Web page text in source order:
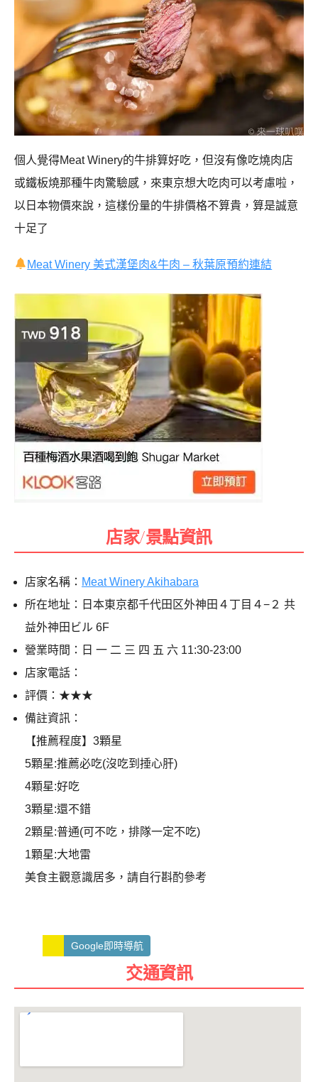
個人覺得Meat Winery的牛排算好吃，但沒有像吃燒肉店
或鐵板燒那種牛肉驚驗感，來東京想大吃肉可以考慮啦，
以日本物價來說，這樣份量的牛排價格不算貴，算是誠意
十足了
Meat Winery 美式漢堡肉&牛肉 – 秋葉原預約連結
店家/景點資訊
店家名稱： Meat Winery Akihabara
所在地址：日本東京都千代田区外神田４丁目４−２ 共
益外神田ビル 6F
營業時間：日 一 二 三 四 五 六 11:30-23:00
店家電話：
評價：★★★
備註資訊：
【推薦程度】3顆星
5顆星:推薦必吃(沒吃到捶心肝)
4顆星:好吃
3顆星:還不錯
2顆星:普通(可不吃，排隊一定不吃)
1顆星:大地雷
美食主觀意識居多，請自行斟酌參考
Google即時導航
交通資訊